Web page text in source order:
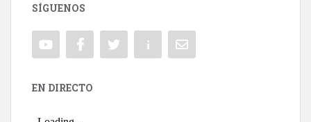
SÍGUENOS
EN DIRECTO